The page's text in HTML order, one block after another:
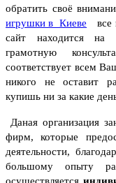
обратить своё
игрушки в Киеве
все
сайт находится на
грамотную
соответствует всем
никого не оставит
купишь ни за какие
Даная организация
фирм, которые
деятельности,
большому опыту
осуществляется